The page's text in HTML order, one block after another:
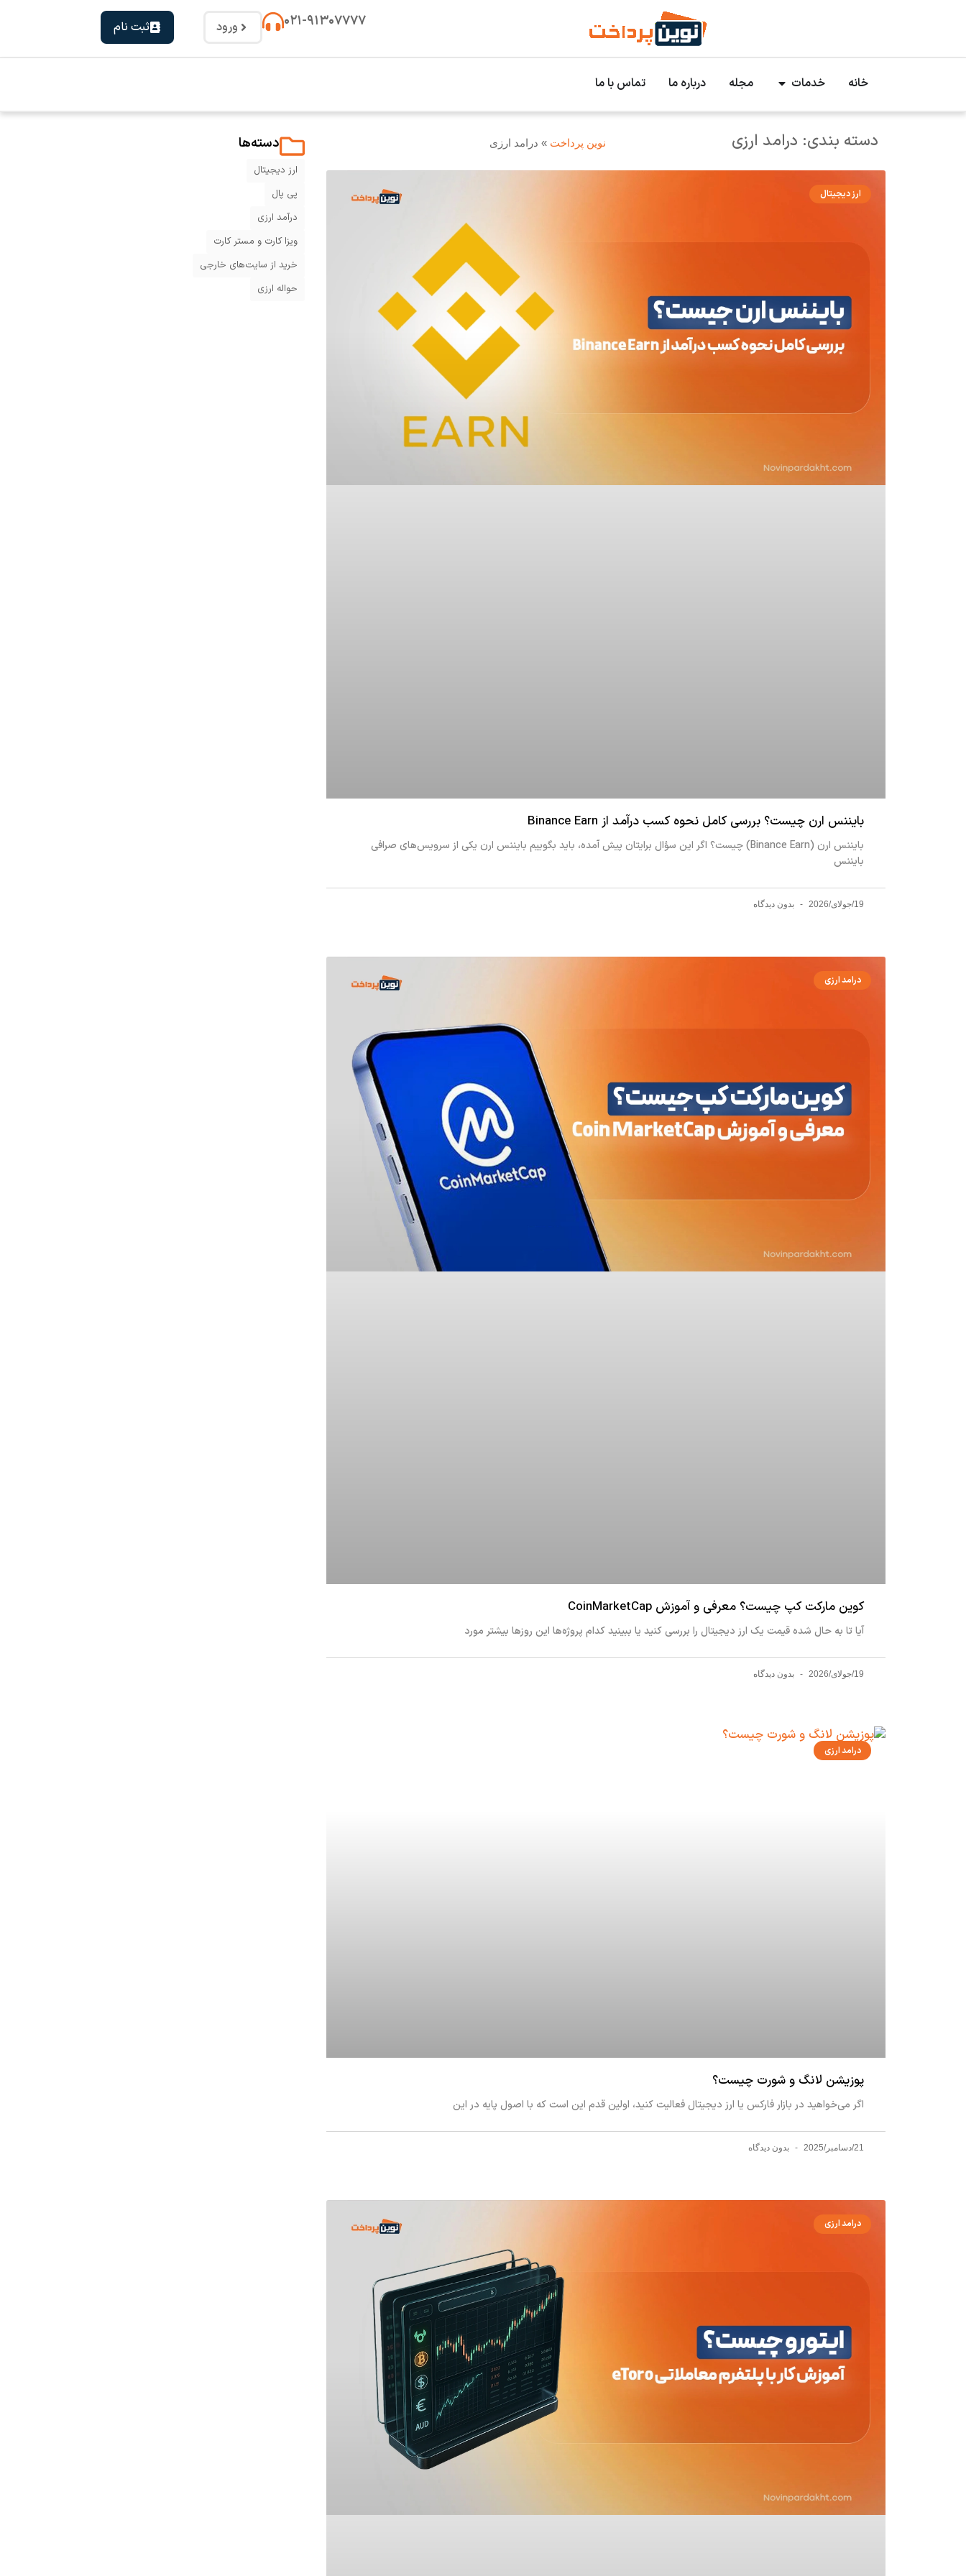
۰۲۱-۹۱۳۰۷۷۷۷ ورود ثبت نام
خانه خدمات مجله درباره ما تماس با ما
دسته بندی: درامد ارزی نوین پرداخت » درامد ارزی
ارز دیجیتال
بایننس ارن چیست؟ بررسی کامل نحوه کسب درآمد از Binance Earn
بایننس ارن (Binance Earn) چیست؟ اگر این سؤال برایتان پیش آمده، باید بگوییم بایننس ارن یکی از سرویس‌های صرافی
بایننس
19/جولای/2026 بدون دیدگاه
درامد ارزی
کوین مارکت کپ چیست؟ معرفی و آموزش CoinMarketCap
آیا تا به حال شده قیمت یک ارز دیجیتال را بررسی کنید یا ببینید کدام پروژه‌ها این روزها بیشتر مورد
19/جولای/2026 بدون دیدگاه
درامد ارزی
پوزیشن لانگ و شورت چیست؟
اگر می‌خواهید در بازار فارکس یا ارز دیجیتال فعالیت کنید، اولین قدم این است که با اصول پایه در این
21/دسامبر/2025 بدون دیدگاه
درامد ارزی
دسته‌ها
ارز دیجیتال
پی پال
درآمد ارزی
ویزا کارت و مستر کارت
خرید از سایت‌های خارجی
حواله ارزی